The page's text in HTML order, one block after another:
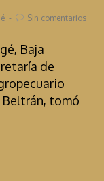
Sin comentarios
Baja
de
Beltrán, tomó